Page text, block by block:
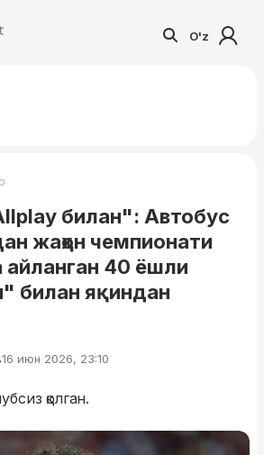
O'z
билан": Автобус
жаҳон чемпионати
айланган 40 ёшли
билан яқиндан
16 июн 2026, 23:10
қолган.